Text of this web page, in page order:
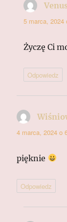
5 marca, 2024
Życzę Ci
Odpowiedz
4 marca, 2024 o
pięknie
Odpowiedz